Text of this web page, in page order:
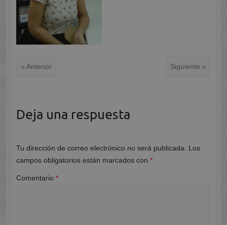
« Anterior Siguiente »
Deja una respuesta
Tu dirección de correo electrónico no será publicada.
Los
campos obligatorios están marcados con *
Comentario *